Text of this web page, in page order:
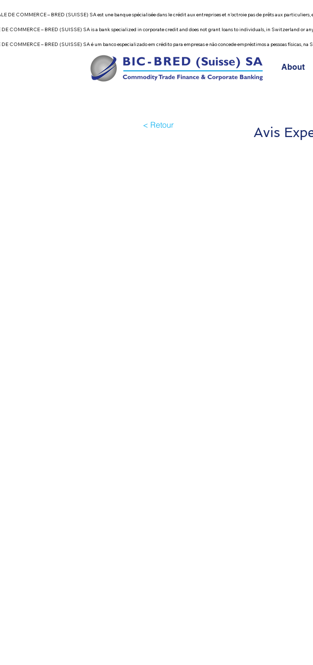
DE COMMERCE – BRED (SUISSE) SA est une banque spécialisée dans le crédit aux entreprises et n’octroie pas de prêts aux
COMMERCE – BRED (SUISSE) SA is a bank specialized in corporate credit and does not grant loans to individuals, in Switzerland or
COMMERCE – BRED (SUISSE) SA é um banco especializado em crédito para empresas e não concede empréstimos a pessoas físicas,
About
< Retour Avis